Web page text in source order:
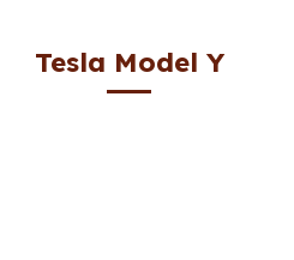
Tesla Model Y